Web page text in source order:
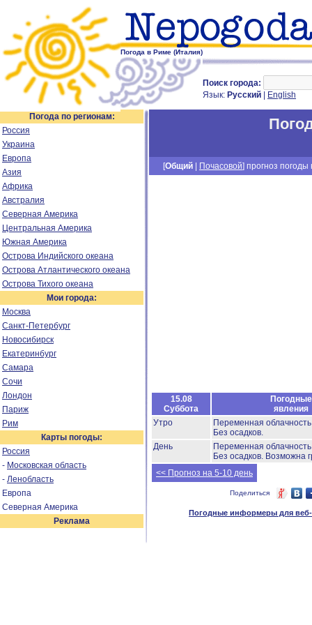
Погода в Риме (Италия)
Поиск города:
Язык: Русский English
Погода по регионам:
Россия
Украина
Европа
Азия
Африка
Австралия
Северная Америка
Центральная Америка
Южная Америка
Острова Индийского океана
Острова Атлантического океана
Острова Тихого океана
Мои города:
Москва
Санкт-Петербург
Новосибирск
Екатеринбург
Самара
Сочи
Лондон
Париж
Рим
Карты погоды:
Россия
- Московская область
- Ленобласть
Европа
Северная Америка
Реклама
[Общий Почасовой] прогноз погоды
15.08
Суббота
Погодные
явления
Утро
Переменная
Без осадков.
День
Переменная
Без осадков. Возможна
<< Прогноз на 5-10 день
Поделиться
Погодные информеры для веб-